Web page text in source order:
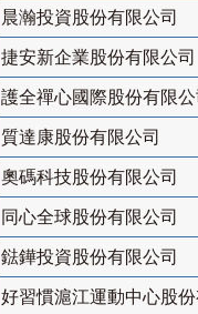
晨瀚投資股份有限公司
捷安新企業股份有限公司
護全禪心國際股份有限公
質達康股份有限公司
奧碼科技股份有限公司
同心全球股份有限公司
鍅鏵投資股份有限公司
好習慣滬江運動中心股份